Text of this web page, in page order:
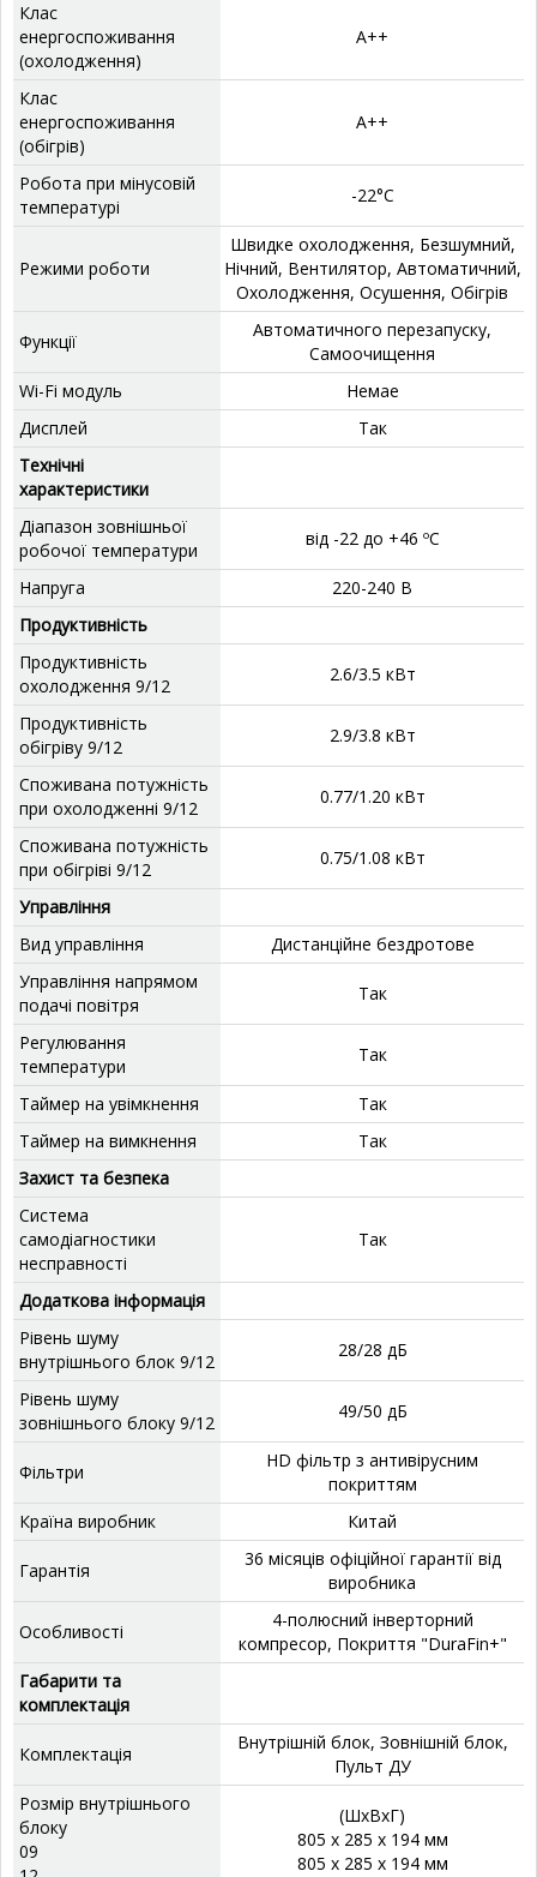
Клас
енергоспоживання
(охолодження)
А++
Клас
енергоспоживання
(обігрів)
А++
Робота при мінусовій
температурі
‎-22°C
Режими роботи
‎Швидке охолодження, Безшумний,
Нічний, Вентилятор, Автоматичний,
Охолодження, Осушення, Обігрів
Функції
‎Автоматичного перезапуску,
Самоочищення
Wi-Fi модуль
Немае
Дисплей
‎Так
Технічні
характеристики
Діапазон зовнішньої
робочої температури
від -22 до +46 ºС
Напруга
220-240 В
Продуктивність
Продуктивність
охолодження 9/12
2.6/3.5 кВт
Продуктивність
обігріву 9/12
2.9/3.8 кВт
Споживана потужність
при охолодженні 9/12
0.77/1.20 кВт
Споживана потужність
при обігріві 9/12
0.75/1.08 кВт
Управління
Вид управління
Дистанційне бездротове
Управління напрямом
подачі повітря
Так
Регулювання
температури
Так
Таймер на увімкнення
Так
Таймер на вимкнення
Так
Захист та безпека
Система
самодіагностики
несправності
Так
Додаткова інформація
Рівень шуму
внутрішнього блок 9/12
28/28 дБ
Рівень шуму
зовнішнього блоку 9/12
49/50 дБ
Фільтри
HD фільтр з антивірусним
покриттям
Країна виробник
Китай
Гарантія
36 місяців офіційної гарантії від
виробника
Особливості
4-полюсний інверторний
компресор, Покриття "DuraFin+"
Габарити та
комплектація
Комплектація
Внутрішній блок, Зовнішній блок,
Пульт ДУ
Розмір внутрішнього
блоку
09
(ШхВхГ)
805 x 285 x 194 мм
805 x 285 x 194 мм